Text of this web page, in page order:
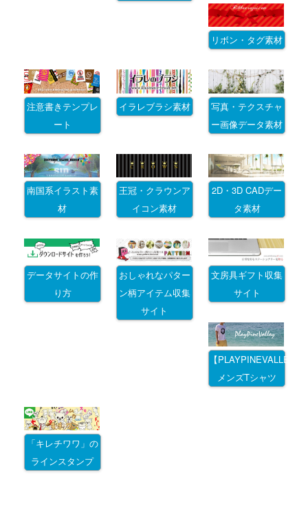
リボン・タグ素材
注意書きテンプレ
ート
イラレブラシ素材
写真・テクスチャ
ー画像データ素材
南国系イラスト素
材
王冠・クラウンア
イコン素材
2D・3D CADデー
タ素材
データサイトの作
り方
おしゃれなパター
ン柄アイテム収集
サイト
文房具ギフト収集
サイト
【PLAYPINEVALLEY
メンズTシャツ
「キレチワワ」の
ラインスタンプ